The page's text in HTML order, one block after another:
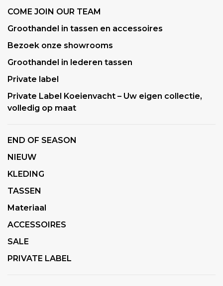
COME JOIN OUR TEAM
Groothandel in tassen en accessoires
Bezoek onze showrooms
Groothandel in lederen tassen
Private label
Private Label Koeienvacht – Uw eigen collectie,
volledig op maat
END OF SEASON
NIEUW
KLEDING
TASSEN
Materiaal
ACCESSOIRES
SALE
PRIVATE LABEL